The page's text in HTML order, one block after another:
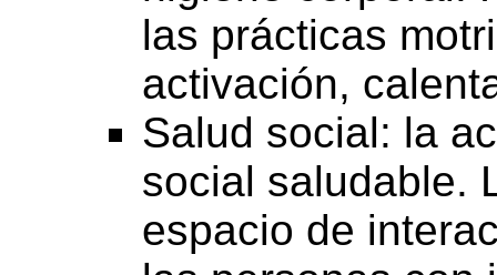
las prácticas
activación,
Salud social: la
social saludable.
espacio de